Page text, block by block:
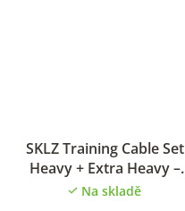
SKLZ Training Cable Set
Heavy + Extra Heavy –
sada tréninkových
Na skladě